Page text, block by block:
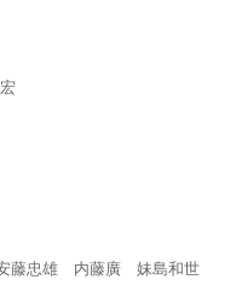
藤忠雄 内藤廣 妹島和世